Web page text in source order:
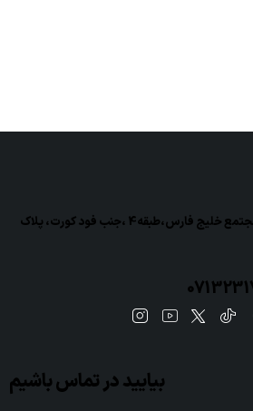
شیراز-بلواردکتر حسابی،مجتمع خلیج فارس،طبقه4 ،جنب فود کورت، پلاک
بیایید در تماس باشیم